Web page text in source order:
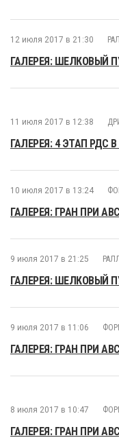
12 июля 2017 в 21:30
ГАЛЕРЕЯ: ШЕЛКОВЫЙ
11 июля 2017 в 12:38
ГАЛЕРЕЯ: 4 ЭТАП РДС
10 июля 2017 в 13:24
ГАЛЕРЕЯ: ГРАН ПРИ
9 июля 2017 в 21:25
ГАЛЕРЕЯ: ШЕЛКОВЫЙ
9 июля 2017 в 11:06
ГАЛЕРЕЯ: ГРАН ПРИ
8 июля 2017 в 10:47
ГАЛЕРЕЯ: ГРАН ПРИ